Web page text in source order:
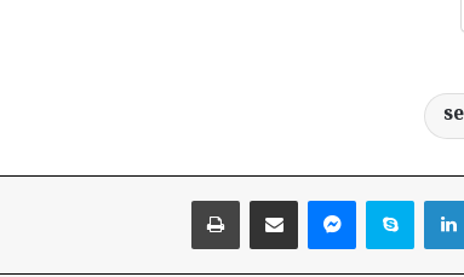
LinkedIn
Skype
Messenger
پر برېښنالیک یې شریک کړئ چاپول